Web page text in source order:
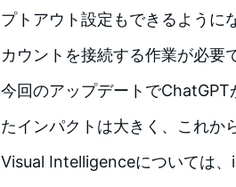
プトアウト設定もできるように
カウントを接続する作業が必要
今回のアップデートで
たインパクトは大きく、これか
Visual Intelligenceについては